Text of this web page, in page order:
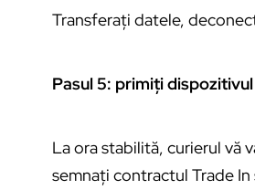
Transferați datele,
Pasul 5: primiți
La ora stabilită, curierul vă
semnați contractul Trade